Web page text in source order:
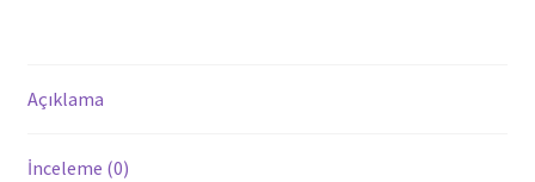
Açıklama
İnceleme (0)